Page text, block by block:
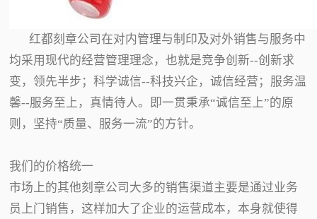
红都刻章公司在对内管理与制印及对外销售与服务中
均采用现代的经营管理理念，也就是竞争创新--创新求
变，领先半步；科学诚信--科技兴企，诚信经营；服务温
馨--服务至上，真情待人。即一贯秉承“诚信至上”的原
则，坚持“质量、服务一流”的方针。
我们的价格统一
市场上的其他刻章公司大多的销售渠道主要是通过业务
员上门销售，这样加大了企业的运营成本，本身就使得